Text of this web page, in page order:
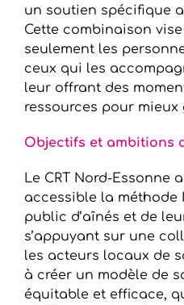
un soutien spécifique
Cette combinaison
seulement les
ceux qui les
leur offrant des
ressources pour mieux
Objectifs et ambitions
Le CRT Nord-Essonne
accessible la méthode
public d’aînés et de
s’appuyant sur une
les acteurs locaux de
à créer un modèle de
équitable et efficace,